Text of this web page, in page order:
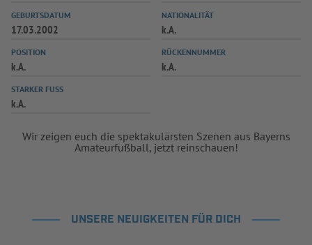
SPIELPLUS
GEBURTSDATUM
17.03.2002
NATIONALITÄT
k.A.
POSITION
k.A.
RÜCKENNUMMER
k.A.
STARKER FUSS
k.A.
Wir zeigen euch die spektakulärsten Szenen aus Bayerns
Amateurfußball, jetzt reinschauen!
UNSERE NEUIGKEITEN FÜR DICH